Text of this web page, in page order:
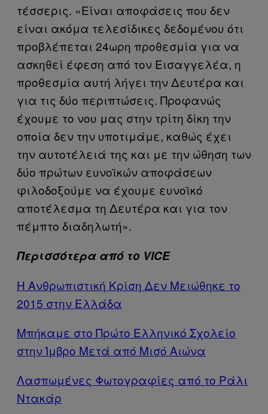
τέσσερις. «Είναι αποφάσεις που δεν
είναι ακόμα τελεσίδικες δεδομένου ότι
προβλέπεται 24ωρη προθεσμία για να
ασκηθεί έφεση από τον Εισαγγελέα, η
προθεσμία αυτή λήγει την Δευτέρα και
για τις δύο περιπτώσεις. Προφανώς
έχουμε το νου μας στην τρίτη δίκη την
οποία δεν την υποτιμάμε, καθώς έχει
την αυτοτέλειά της και με την ώθηση των
δύο πρώτων ευνοϊκών αποφάσεων
φιλοδοξούμε να έχουμε ευνοϊκό
αποτέλεσμα τη Δευτέρα και για τον
πέμπτο διαδηλωτή».
Περισσότερα από το VICE
Η Ανθρωπιστική Κρίση Δεν Μειώθηκε το
2015 στην Ελλάδα
Μπήκαμε στο Πρώτο Ελληνικό Σχολείο
στην Ίμβρο Μετά από Μισό Αιώνα
Λασπωμένες Φωτογραφίες από το Ράλι
Ντακάρ